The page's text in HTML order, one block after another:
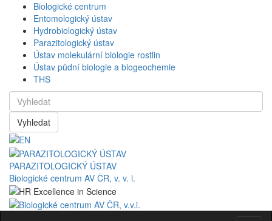
Biologické centrum
Entomologický ústav
Hydrobiologický ústav
Parazitologický ústav
Ústav molekulární biologie rostlin
Ústav půdní biologie a biogeochemie
THS
Vyhledat
PARAZITOLOGICKÝ ÚSTAV
Biologické centrum AV ČR, v. v. i.